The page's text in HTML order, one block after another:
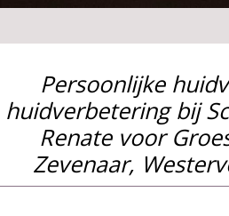
Persoonlijke
huidverbetering bij
Renate voor
Zevenaar,